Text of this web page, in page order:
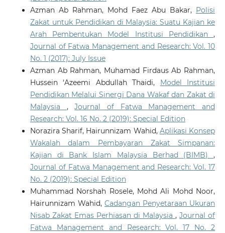
Azman Ab Rahman, Mohd Faez Abu Bakar, Polisi
Zakat untuk Pendidikan di Malaysia: Suatu Kajian ke
Arah Pembentukan Model Institusi Pendidikan,
Journal of Fatwa Management and Research: Vol. 10
No. 1 (2017): July Issue
Azman Ab Rahman, Muhamad Firdaus Ab Rahman,
Hussein ‘Azeemi Abdullah Thaidi, Model Institusi
Pendidikan Melalui Sinergi Dana Wakaf dan Zakat di
Malaysia ,Journal of Fatwa Management and
Research: Vol. 16 No. 2 (2019): Special Edition
Norazira Sharif, Hairunnizam Wahid, Aplikasi Konsep
Wakalah dalam Pembayaran Zakat Simpanan:
Kajian di Bank Islam Malaysia Berhad (BIMB),
Journal of Fatwa Management and Research: Vol. 17
No. 2 (2019): Special Edition
Muhammad Norshah Rosele, Mohd Ali Mohd Noor,
Hairunnizam Wahid, Cadangan Penyetaraan Ukuran
Nisab Zakat Emas Perhiasan di Malaysia,Journal of
Fatwa Management and Research: Vol. 17 No. 2